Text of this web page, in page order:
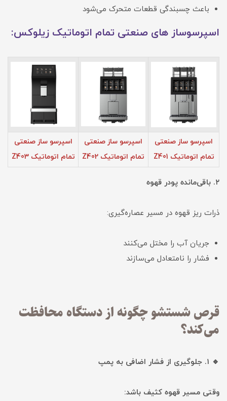
باعث چسبندگی قطعات متحرک می‌شود
اسپرسوساز های صنعتی تمام اتوماتیک زیلوکس:
اسپرسو ساز صنعتی
تمام اتوماتیک Z401
اسپرسو ساز صنعتی
تمام اتوماتیک Z402
اسپرسو ساز صنعتی
تمام اتوماتیک Z403
۲. باقی‌مانده پودر قهوه
ذرات ریز قهوه در مسیر عصاره‌گیری:
جریان آب را مختل می‌کنند
فشار را نامتعادل می‌سازند
قرص شستشو چگونه از دستگاه محافظت
می‌کند؟
🔹 ۱. جلوگیری از فشار اضافی به پمپ
وقتی مسیر قهوه کثیف باشد: